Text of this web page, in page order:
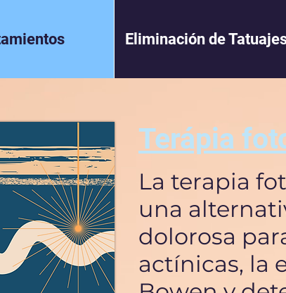
Eliminación de
Terápia
La terapia
una
dolorosa
actínicas, la